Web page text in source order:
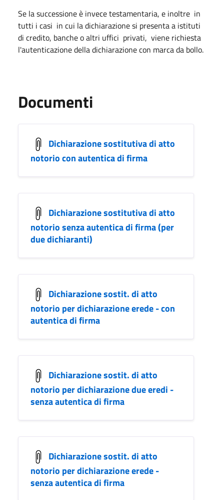
Se la successione è invece testamentaria, e inoltre in
tutti i casi in cui la dichiarazione si presenta a istituti
di credito, banche o altri uffici privati, viene richiesta
l'autenticazione della dichiarazione con marca da bollo.
Documenti
Dichiarazione sostitutiva di atto
notorio con autentica di firma
Dichiarazione sostitutiva di atto
notorio senza autentica di firma (per
due dichiaranti)
Dichiarazione sostit. di atto
notorio per dichiarazione erede - con
autentica di firma
Dichiarazione sostit. di atto
notorio per dichiarazione due eredi -
senza autentica di firma
Dichiarazione sostit. di atto
notorio per dichiarazione erede -
senza autentica di firma